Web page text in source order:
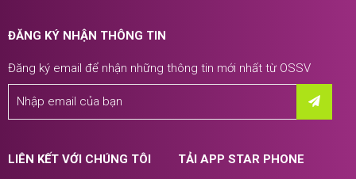
ĐĂNG KÝ NHẬN THÔNG TIN
Đăng ký email để nhận những thông tin mới nhất từ OSSV
LIÊN KẾT VỚI CHÚNG TÔI TẢI APP STAR PHONE